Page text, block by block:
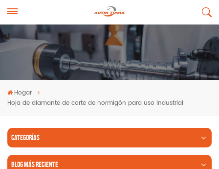
Hogar
Hoja de diamante de corte de hormigón para uso industrial
CATEGORÍAS
BLOG MÁS RECIENTE